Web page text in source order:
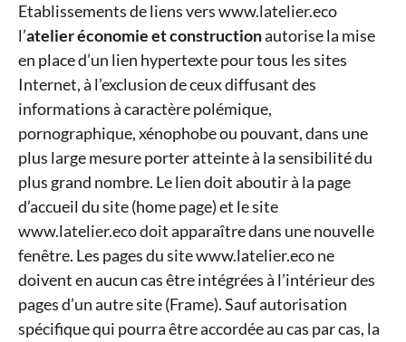
Etablissements de liens vers www.latelier.eco
l’atelier économie et constructionautorise la mise
en place d’un lien hypertexte pour tous les sites
Internet, à l’exclusion de ceux diffusant des
informations à caractère polémique,
pornographique, xénophobe ou pouvant, dans une
plus large mesure porter atteinte à la sensibilité du
plus grand nombre. Le lien doit aboutir à la page
d’accueil du site (home page) et le site
www.latelier.eco doit apparaître dans une nouvelle
fenêtre. Les pages du site www.latelier.eco ne
doivent en aucun cas être intégrées à l’intérieur des
pages d’un autre site (Frame). Sauf autorisation
spécifique qui pourra être accordée au cas par cas, la